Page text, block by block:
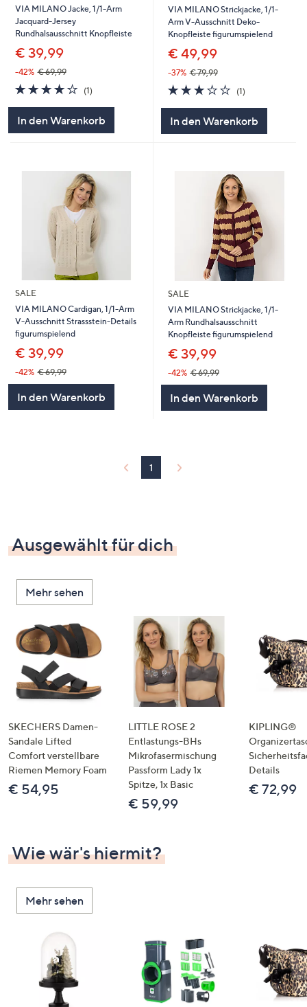
VIA MILANO Jacke, 1/1-Arm
Jacquard-Jersey
Rundhalsausschnitt Knopfleiste
€ 39,99
-42% € 69,99
4.0
von
(1)1
In den Warenkorb
VIA MILANO Strickjacke, 1/1-
Arm V-Ausschnitt Deko-
Knopfleiste figurumspielend
€ 49,99
-37% € 79,99
3.0
von
(1)1
In den Warenkorb
SALE
VIA MILANO Cardigan, 1/1-Arm
V-Ausschnitt Strassstein-Details
figurumspielend
€ 39,99
-42% € 69,99
In den Warenkorb
SALE
VIA MILANO Strickjacke, 1/1-
Arm Rundhalsausschnitt
Knopfleiste figurumspielend
€ 39,99
-42% € 69,99
In den Warenkorb
1
Ausgewählt für dich
Mehr sehen
SKECHERS Damen-
Sandale Lifted
Comfort verstellbare
Riemen Memory Foam
€ 54,95
LITTLE ROSE 2
Entlastungs-BHs
Mikrofasermischung
Passform Lady 1x
Spitze, 1x Basic
€ 59,99
KIPLING®
Details
€ 72,99
Wie wär's hiermit?
Mehr sehen